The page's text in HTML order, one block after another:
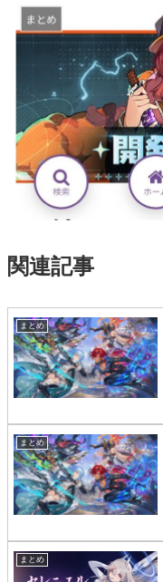
関連記事
まとめ
まとめ
まとめ